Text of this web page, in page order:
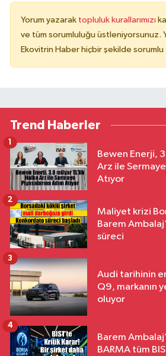
Yorum yazarak topluluk kurallarımızı
ve tüm sorumluluğu üstleniyorsunuz.
Ekovitrin Haber hiçbir şekilde
Trend Haberler
Bewen Enerji,
Arz ile Sermaye
Atıyor
1
Maliyet krizi
Barem
süreci
2
Audi tarihinin
Q9, markanın
oluyor
3
Barem
BARMA tüm
4